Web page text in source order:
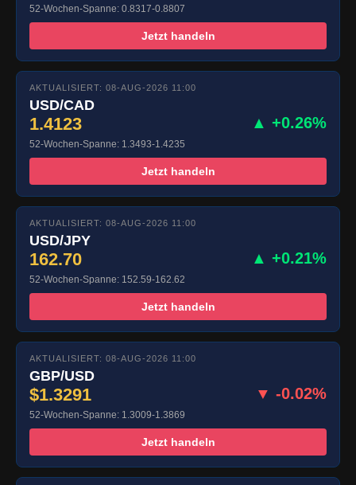
52-Wochen-Spanne: 0.8317-0.8807
Jetzt handeln
AKTUALISIERT: 08-AUG-2026 11:00
USD/CAD
1.4123 ▲ +0.26%
52-Wochen-Spanne: 1.3493-1.4235
Jetzt handeln
AKTUALISIERT: 08-AUG-2026 11:00
USD/JPY
162.70 ▲ +0.21%
52-Wochen-Spanne: 152.59-162.62
Jetzt handeln
AKTUALISIERT: 08-AUG-2026 11:00
GBP/USD
$1.3291 ▼ -0.02%
52-Wochen-Spanne: 1.3009-1.3869
Jetzt handeln